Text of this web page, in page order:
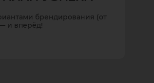
брендирования (от
и вперёд!